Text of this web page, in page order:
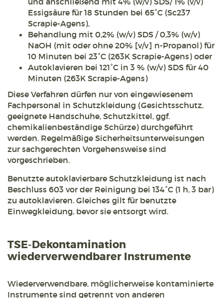
Essigsäure für 18 Stunden bei 65°C (Sc237
Scrapie-Agens),
Behandlung mit 0,2% (w/v) SDS / 0,3% (w/v)
NaOH (mit oder ohne 20% [v/v] n-Propanol) für
10 Minuten bei 23°C (263K Scrapie-Agens) oder
Autoklavieren bei 121°C in 3 % (w/v) SDS für 40
Minuten (263K Scrapie-Agens)
Diese Verfahren dürfen nur von eingewiesenem
Fachpersonal in Schutzkleidung (Gesichtsschutz,
geeignete Handschuhe, Schutzkittel, ggf.
chemikalienbeständige Schürze) durchgeführt
werden. Regelmäßige Sicherheitsunterweisungen
zur sachgerechten Vorgehensweise sind
vorgeschrieben.
Benutzte autoklavierbare Schutzkleidung ist nach
Beschluss 603 vor der Reinigung bei 134°C (1 h, 3 bar)
zu autoklavieren. Gleiches gilt für benutzte
Einwegkleidung, bevor sie entsorgt wird.
TSE-Dekontamination
wiederverwendbarer Instrumente
Wiederverwendbare, möglicherweise kontaminierte
Instrumente sind getrennt von anderen